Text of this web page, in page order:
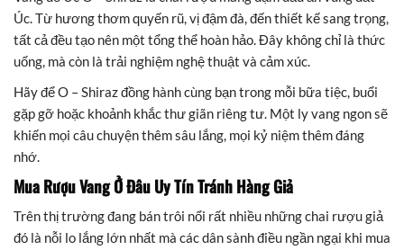
Úc. Từ hương thơm quyến rũ, vị đậm đà, đến thiết kế sang trọng,
tất cả đều tạo nên một tổng thể hoàn hảo. Đây không chỉ là thức
uống, mà còn là trải nghiệm nghệ thuật và cảm xúc.
Hãy để O – Shiraz đồng hành cùng bạn trong mỗi bữa tiệc, buổi
gặp gỡ hoặc khoảnh khắc thư giãn riêng tư. Một ly vang ngon sẽ
khiến mọi câu chuyện thêm sâu lắng, mọi kỷ niệm thêm đáng
nhớ.
Mua Rượu Vang Ở Đâu Uy Tín Tránh Hàng Giả
Trên thị trường đang bán trôi nổi rất nhiều những chai rượu giả
đó là nỗi lo lắng lớn nhất mà các dân sành điều ngần ngại khi mua